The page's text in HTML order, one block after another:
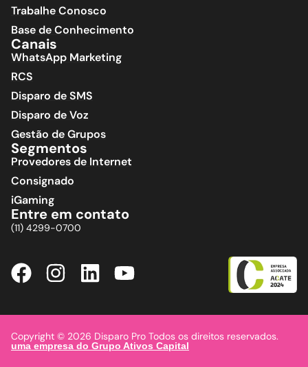
Trabalhe Conosco
Base de Conhecimento
Canais
WhatsApp Marketing
RCS
Disparo de SMS
Disparo de Voz
Gestão de Grupos
Segmentos
Provedores de Internet
Consignado
iGaming
Entre em contato
(11) 4299-0700
Copyright © 2026 Disparo Pro Todos os direitos reservados.
uma empresa do Grupo Ativos Capital